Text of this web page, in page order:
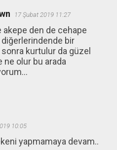
17 Şubat 2019 11:27
akepe den de cehape
diğerlerindende bir
kurtulur da güzel
ne olur bu arada
10:05
yapmamaya devam..